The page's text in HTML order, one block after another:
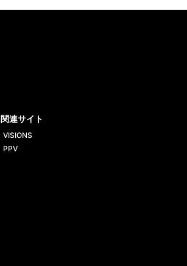
関連サイト
VISIONS
PPV